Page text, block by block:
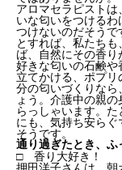
アロマセラピスト
いな匂いをつける
つけないのだそうで
とすれば、私たち
ば、自然にその香り
好きな匂いの石鹸
立てかける、ポプ
分の匂いづくりなら
ょう。介護中の親
らっしゃいます。
にも、気持ち安ら
そうです。
通り過ぎたとき、ふ
□ 香り大好き！